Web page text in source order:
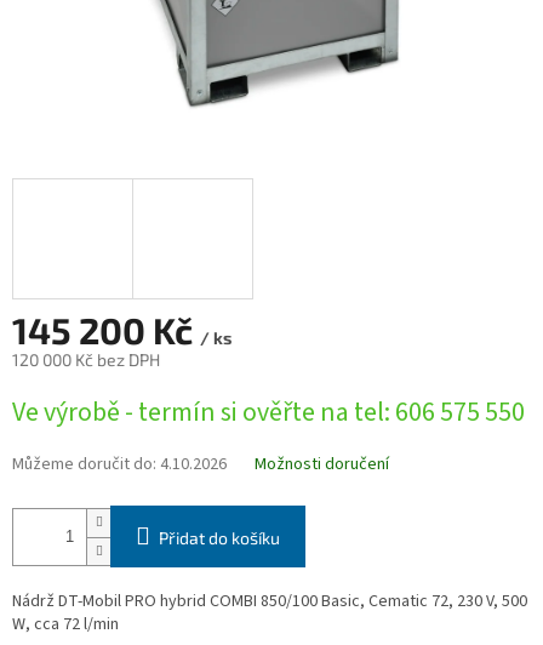
145 200 Kč / ks
120 000 Kč bez DPH
cena:
Ve výrobě - termín si ověřte na tel: 606 575 550
Můžeme doručit do: 4.10.2026 Možnosti doručení
Přidat do košíku
Nádrž DT-Mobil PRO hybrid COMBI 850/100 Basic, Cematic 72, 230 V, 500
W, cca 72 l/min